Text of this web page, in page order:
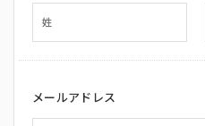
メールアドレス